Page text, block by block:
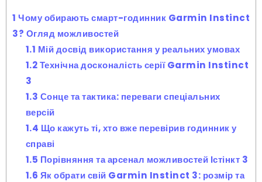
1 Чому обирають смарт-годинник Garmin Instinct
3? Огляд можливостей
1.1 Мій досвід використання у реальних умовах
1.2Технічна досконалість серії Garmin Instinct
3
1.3 Сонце та тактика: переваги спеціальних
версій
1.4 Що кажуть ті, хто вже перевірив годинник у
справі
1.5 Порівняння та арсенал можливостей Істінкт 3
1.6 Як обрати свій Garmin Instinct 3: розмір та